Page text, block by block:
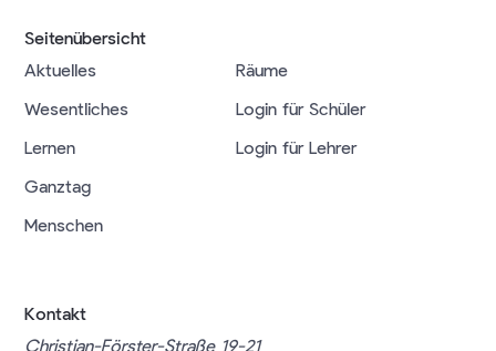
Seitenübersicht
Aktuelles
Wesentliches
Lernen
Ganztag
Menschen
Räume
Login für Schüler
Login für Lehrer
Kontakt
Christian-Förster-Straße 19-21